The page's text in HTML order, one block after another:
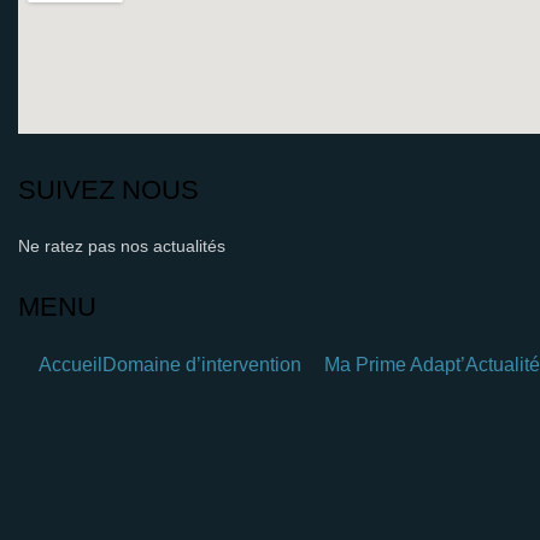
SUIVEZ NOUS
Ne ratez pas nos actualités
MENU
Accueil Domaine d’intervention Ma Prime Adapt’